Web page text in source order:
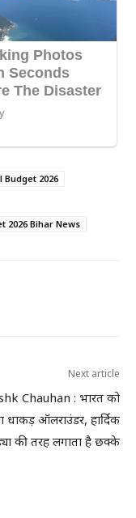
Budget 2026
2026 Bihar News
Next article
Chauhan : भारत को
धाकड़ ऑलराउंडर, हार्दिक
की तरह लगाता है छक्के